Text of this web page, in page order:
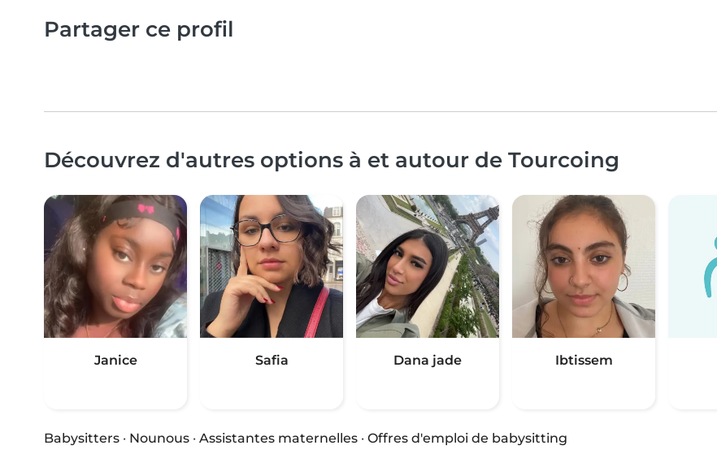
Partager ce profil
Découvrez d'autres options à et autour de Tourcoing
Janice Safia Dana jade Ibtissem
Babysitters · Nounous · Assistantes maternelles · Offres d'emploi de babysitting